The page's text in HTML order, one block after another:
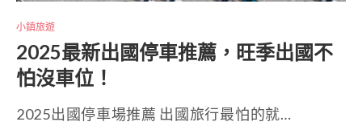
小鎮旅遊
2025最新出國停車推薦，旺季出國不
怕沒車位！
2025出國停車場推薦 出國旅行最怕的就…